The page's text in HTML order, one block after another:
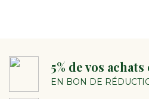
5% de vos
EN BON DE